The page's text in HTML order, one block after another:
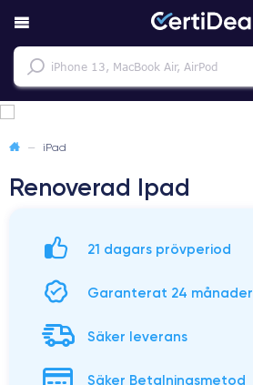
— iPad
Renoverad Ipad
21 dagars prövperiod
Garanterat 24 månader
Säker leverans
Säker Betalningsmetod